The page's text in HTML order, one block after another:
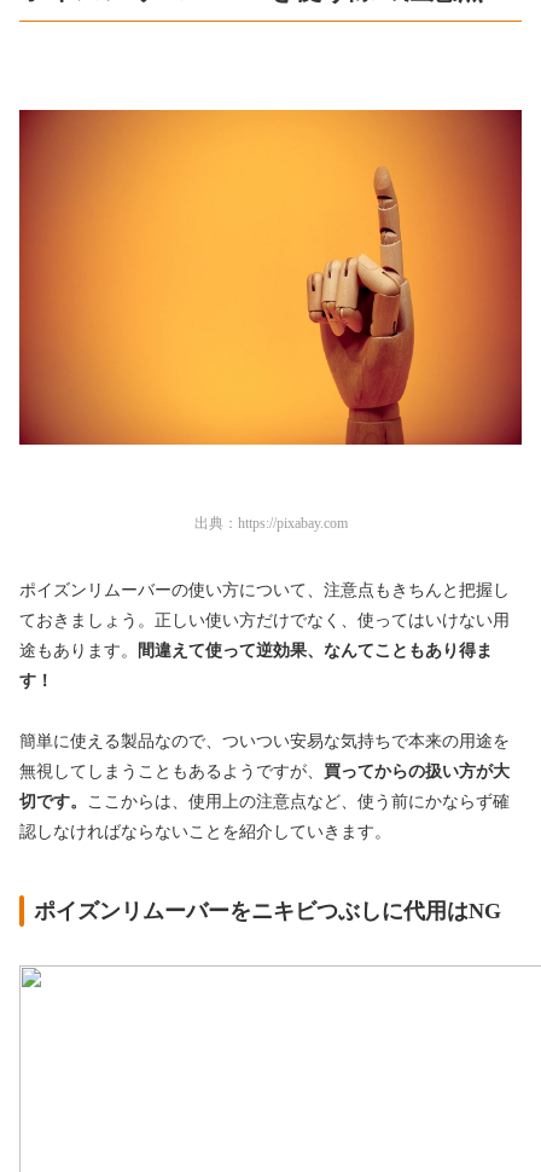
出典： https://pixabay.com
ポイズンリムーバーの使い方について、注意点もきちんと把握し
ておきましょう。正しい使い方だけでなく、使ってはいけない用
途もあります。
間違えて使って逆効果、なんてこともあり得ま
す！
簡単に使える製品なので、ついつい安易な気持ちで本来の用途を
無視してしまうこともあるようですが、 買ってからの扱い方が大
切です。
ここからは、使用上の注意点など、使う前にかならず確
認しなければならないことを紹介していきます。
ポイズンリムーバーをニキビつぶしに代用はNG